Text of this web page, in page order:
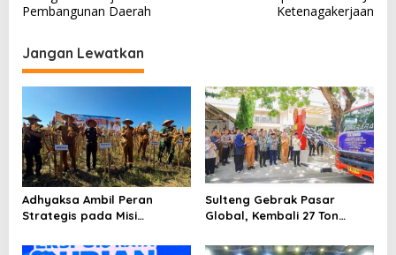
v
g
a
s
i
p
o
s
Pembangunan Daerah
Ketenagakerjaan
Jangan Lewatkan
Adhyaksa Ambil Peran
Strategis pada Misi
Sulteng Gebrak Pasar
Global, Kembali 27 Ton
Tiongkok